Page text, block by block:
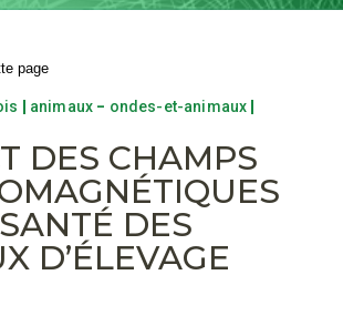
page
| animaux - ondes-et-animaux |
DES CHAMPS
DES
D’ÉLEVAGE